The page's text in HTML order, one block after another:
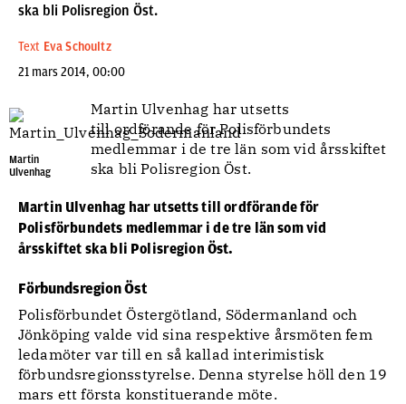
ska bli Polisregion Öst.
Text Eva Schoultz
21 mars 2014, 00:00
Martin
Ulvenhag
Martin Ulvenhag har utsetts
till ordförande för Polisförbundets
medlemmar i de tre län som vid årsskiftet
ska bli Polisregion Öst.
Martin Ulvenhag har utsetts till ordförande för
Polisförbundets medlemmar i de tre län som vid
årsskiftet ska bli Polisregion Öst.
Förbundsregion Öst
Polisförbundet Östergötland, Södermanland och
Jönköping valde vid sina respektive årsmöten fem
ledamöter var till en så kallad interimistisk
förbundsregionsstyrelse. Denna styrelse höll den 19
mars ett första konstituerande möte.